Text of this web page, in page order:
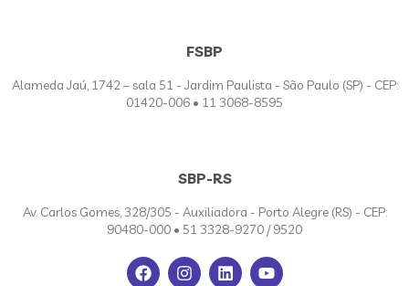
FSBP
Alameda Jaú, 1742 – sala 51 - Jardim Paulista - São Paulo (SP) - CEP:
01420-006 • 11 3068-8595
SBP-RS
Av. Carlos Gomes, 328/305 - Auxiliadora - Porto Alegre (RS) - CEP:
90480-000 • 51 3328-9270 / 9520